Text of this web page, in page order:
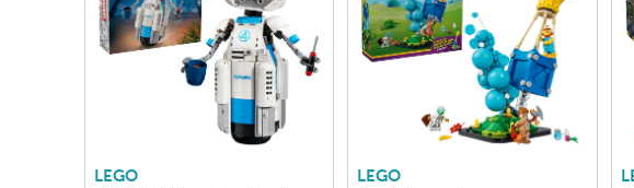
LEGO
LEGO